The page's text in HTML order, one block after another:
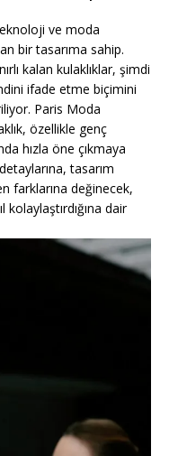
ve moda
bir tasarıma sahip.
kalan kulaklıklar, şimdi
ifade etme biçimini
Paris Moda
özellikle genç
hızla öne çıkmaya
tasarım
farklarına değinecek,
kolaylaştırdığına dair